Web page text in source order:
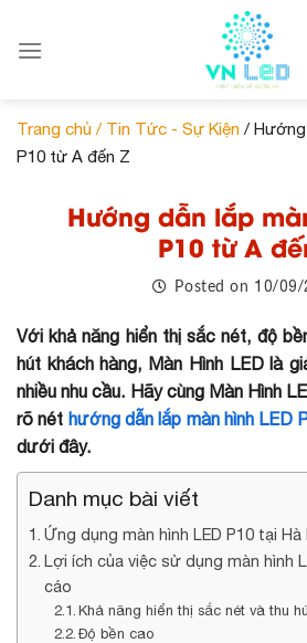
Trang chủ / Tin Tức - Sự Kiện / Hướng
P10 từ A đến Z
Hướng dẫn lắp
P10 từ A
Posted on 10/09/
Với khả năng hiển thị sắc nét, độ
hút khách hàng, Màn Hình LED là
nhiều nhu cầu. Hãy cùng Màn Hình
rõ nét hướng dẫn lắp màn hình LED
dưới đây.
Danh mục bài viết
Ứng dụng màn hình LED P10 tại Hà
Lợi ích của việc sử dụng màn hình
cáo
Khả năng hiển thị sắc nét và thu
Độ bền cao